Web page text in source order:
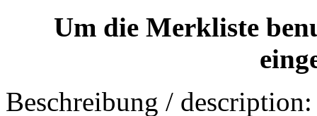
Um die Merkliste
Beschreibung / description: